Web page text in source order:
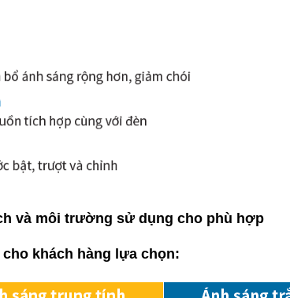
và môi trường sử dụng cho phù hợp
cho khách hàng lựa chọn: